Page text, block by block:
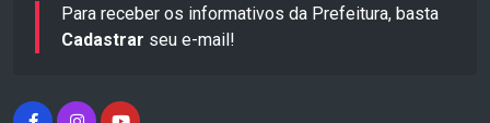
Para receber os informativos da Prefeitura, basta
Cadastrar seu e-mail!